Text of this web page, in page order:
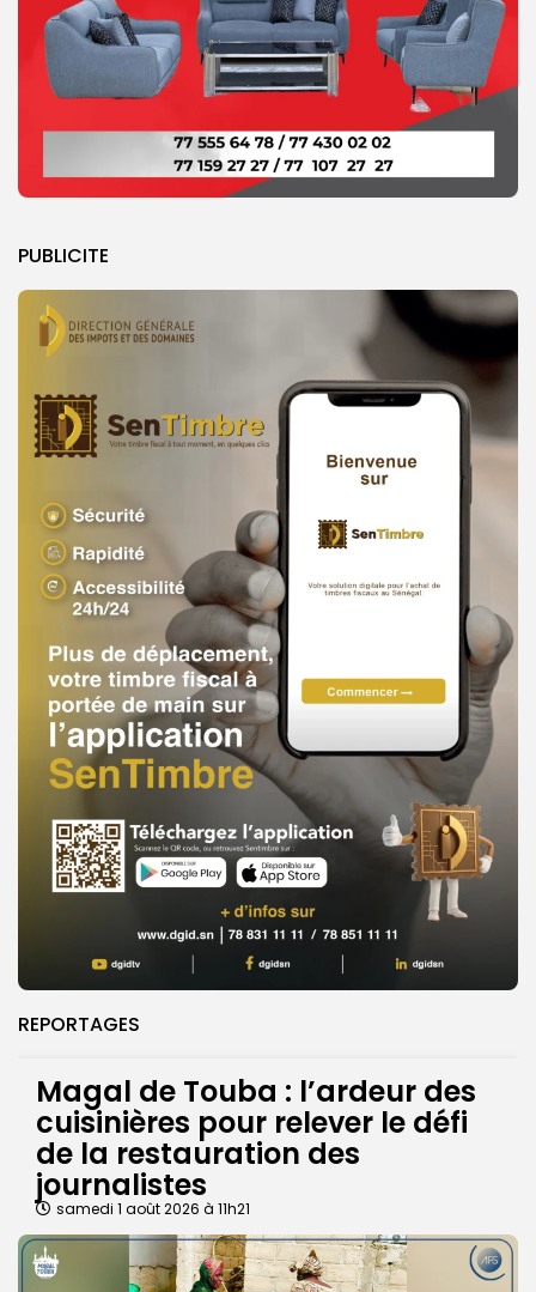
PUBLICITE
REPORTAGES
Magal de Touba : l’ardeur des
cuisinières pour relever le défi
de la restauration des
journalistes
samedi 1 août 2026 à 11h21